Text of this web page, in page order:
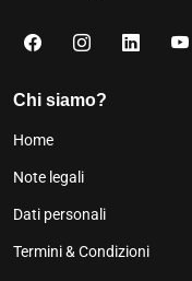
Chi siamo?
Home
Note legali
Dati personali
Termini & Condizioni